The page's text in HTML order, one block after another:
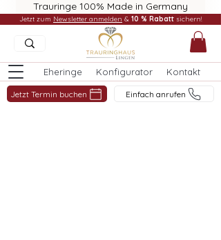
Trauringe 100% Made in Germany
Eheringe Konfigurator Kontakt
Jetzt Termin buchen Einfach anrufen
Jetzt zum Newsletter anmelden & 10 % Rabatt sichern!